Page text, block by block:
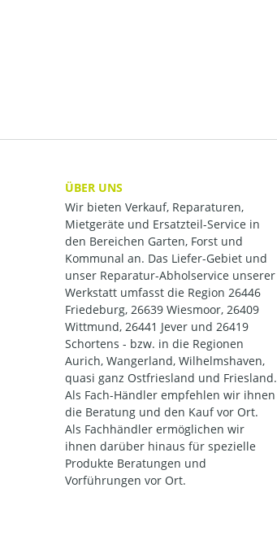
ÜBER UNS
Wir bieten Verkauf, Reparaturen,
Mietgeräte und Ersatzteil-Service in
den Bereichen Garten, Forst und
Kommunal an. Das Liefer-Gebiet und
unser Reparatur-Abholservice unserer
Werkstatt umfasst die Region 26446
Friedeburg, 26639 Wiesmoor, 26409
Wittmund, 26441 Jever und 26419
Schortens - bzw. in die Regionen
Aurich, Wangerland, Wilhelmshaven,
quasi ganz Ostfriesland und Friesland.
Als Fach-Händler empfehlen wir ihnen
die Beratung und den Kauf vor Ort.
Als Fachhändler ermöglichen wir
ihnen darüber hinaus für spezielle
Produkte Beratungen und
Vorführungen vor Ort.